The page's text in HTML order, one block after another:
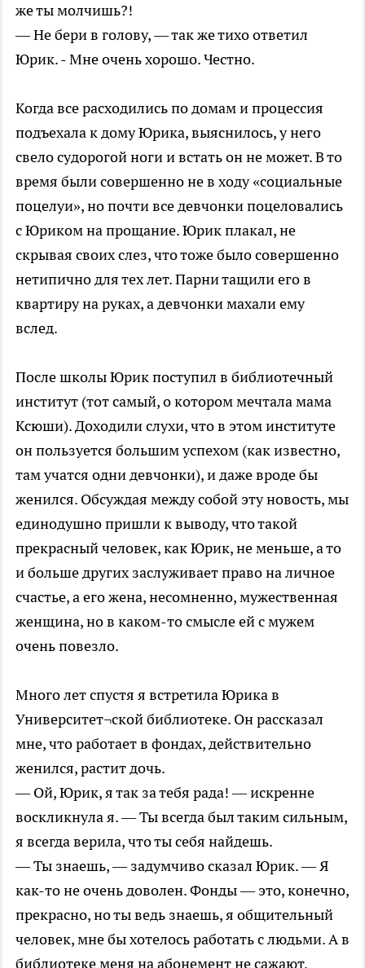
же ты молчишь?!
— Не бери в голову, — так же тихо ответил
Юрик. - Мне очень хорошо. Честно.
Когда все расходились по домам и процессия
подъехала к дому Юрика, выяснилось, у него
свело судорогой ноги и встать он не может. В то
время были совершенно не в ходу «социальные
поцелуи», но почти все девчонки поцеловались
с Юриком на прощание. Юрик плакал, не
скрывая своих слез, что тоже было совершенно
нетипично для тех лет. Парни тащили его в
квартиру на руках, а девчонки махали ему
вслед.
После школы Юрик поступил в библиотечный
институт (тот самый, о котором мечтала мама
Ксюши). Доходили слухи, что в этом институте
он пользуется большим успехом (как известно,
там учатся одни девчонки), и даже вроде бы
женился. Обсуждая между собой эту новость, мы
единодушно пришли к выводу, что такой
прекрасный человек, как Юрик, не меньше, а то
и больше других заслуживает право на личное
счастье, а его жена, несомненно, мужественная
женщина, но в каком-то смысле ей с мужем
очень повезло.
Много лет спустя я встретила Юрика в
Университет¬ской библиотеке. Он рассказал
мне, что работает в фондах, действительно
женился, растит дочь.
— Ой, Юрик, я так за тебя рада! — искренне
воскликнула я. — Ты всегда был таким сильным,
я всегда верила, что ты себя найдешь.
— Ты знаешь, — задумчиво сказал Юрик. — Я
как-то не очень доволен. Фонды — это, конечно,
прекрасно, но ты ведь знаешь, я общительный
человек, мне бы хотелось работать с людьми. А в
библиотеке меня на абонемент не сажают.